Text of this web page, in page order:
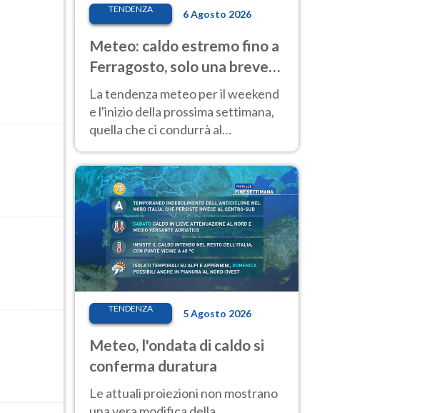
TENDENZA 6 Agosto 2026
Meteo: caldo estremo fino a
Ferragosto, solo una breve
pausa. Ecco dove
La tendenza meteo per il weekend
e l'inizio della prossima settimana,
quella che ci condurrà al
temperature molto elevate
TENDENZA 5 Agosto 2026
Meteo, l'ondata di caldo si
conferma duratura
Le attuali proiezioni non mostrano